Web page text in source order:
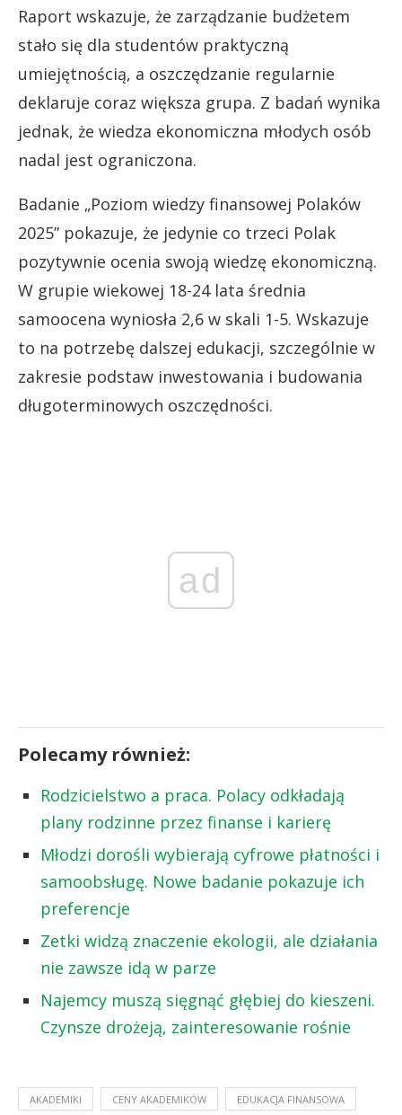
Raport wskazuje, że zarządzanie budżetem
stało się dla studentów praktyczną
umiejętnością, a oszczędzanie regularnie
deklaruje coraz większa grupa. Z badań wynika
jednak, że wiedza ekonomiczna młodych osób
nadal jest ograniczona.
Badanie „Poziom wiedzy finansowej Polaków
2025” pokazuje, że jedynie co trzeci Polak
pozytywnie ocenia swoją wiedzę ekonomiczną.
W grupie wiekowej 18-24 lata średnia
samoocena wyniosła 2,6 w skali 1-5. Wskazuje
to na potrzebę dalszej edukacji, szczególnie w
zakresie podstaw inwestowania i budowania
długoterminowych oszczędności.
ad
Polecamy również:
Rodzicielstwo a praca. Polacy odkładają
plany rodzinne przez finanse i karierę
Młodzi dorośli wybierają cyfrowe płatności i
samoobsługę. Nowe badanie pokazuje ich
preferencje
Zetki widzą znaczenie ekologii, ale działania
nie zawsze idą w parze
Najemcy muszą sięgnąć głębiej do kieszeni.
Czynsze drożeją, zainteresowanie rośnie
AKADEMIKI CENY AKADEMIKÓW EDUKACJA FINANSOWA